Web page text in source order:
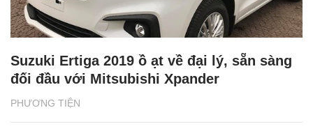
PHƯƠNG TIỆN
Suzuki Ertiga 2019 ồ ạt về đại lý, sẵn sàng
đối đầu với Mitsubishi Xpander